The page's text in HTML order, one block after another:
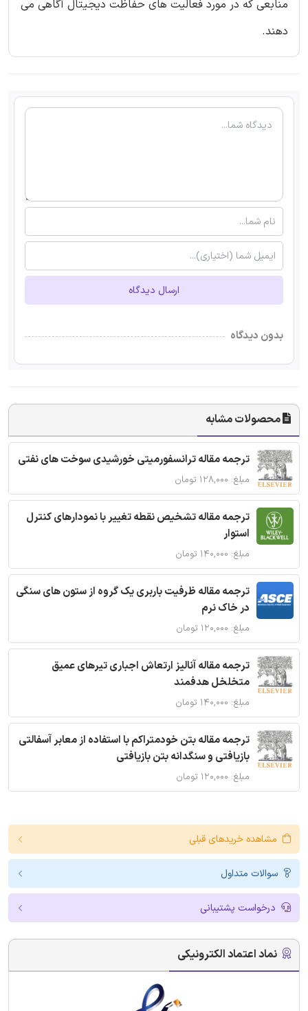
منابعی که در مورد فعالیت های حفاظت دیجیتال آگاهی می
دهند.
ارسال دیدگاه
بدون دیدگاه
محصولات مشابه
ترجمه مقاله ترانسفورمیتی خورشیدی سوخت های نفتی
مبلغ: ۱۲۸,۰۰۰ تومان
ترجمه مقاله تشخیص نقطه تغییر با نمودارهای کنترل
استوار
مبلغ: ۱۴۰,۰۰۰ تومان
ترجمه مقاله ظرفیت باربری یک گروه از ستون های سنگی
در خاک نرم
مبلغ: ۱۲۰,۰۰۰ تومان
ترجمه مقاله آنالیز ارتعاش اجباری تیرهای عمیق
متخلخل هدفمند
مبلغ: ۱۴۰,۰۰۰ تومان
ترجمه مقاله بتن خودمتراکم با استفاده از معابر آسفالتی
بازیافتی و سنگدانه بتن بازیافتی
مبلغ: ۱۲۰,۰۰۰ تومان
مشاهده خریدهای قبلی
سوالات متداول
درخواست پشتیبانی
نماد اعتماد الکترونیکی